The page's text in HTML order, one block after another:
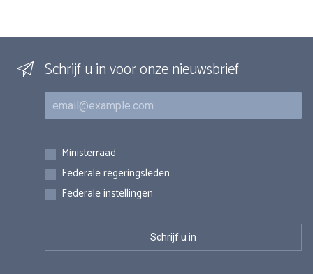
Schrijf u in voor onze nieuwsbrief
E-mail
Inschrijvingen
Ministerraad
Federale regeringsleden
Federale instellingen